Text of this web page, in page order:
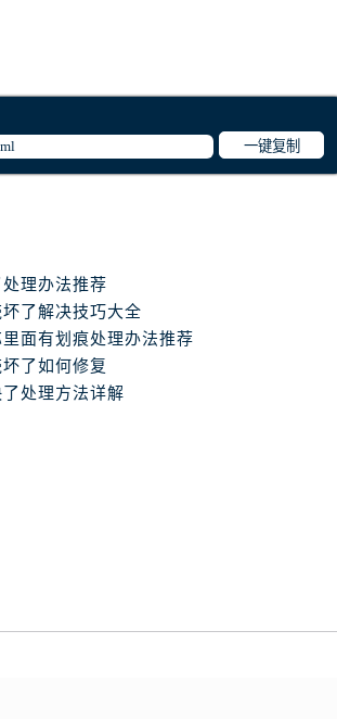
一键复制
理办法推荐
了解决技巧大全
面有划痕处理办法推荐
了如何修复
处理方法详解